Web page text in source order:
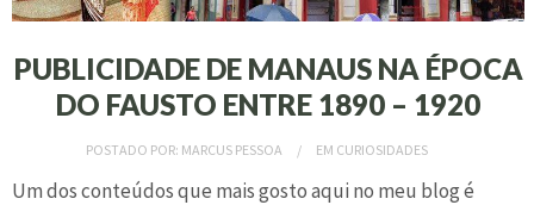
PUBLICIDADE DE MANAUS NA ÉPOCA
DO FAUSTO ENTRE 1890 – 1920
POSTADO POR: MARCUS PESSOA EM CURIOSIDADES
Um dos conteúdos que mais gosto aqui no meu blog é